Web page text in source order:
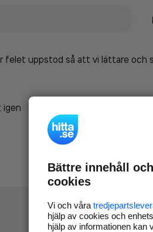
felet uppstod så att vi lättare och
igen
Bättre innehåll
cookies
Vi och våra
hjälp av cookies och
hjälp av informationen kan